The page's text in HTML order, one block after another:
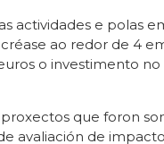
actividades e polas
ao redor de 4
o investimento
que foron
avaliación de impacto